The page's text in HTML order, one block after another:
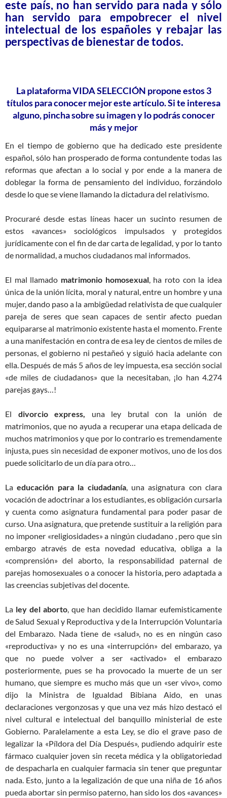
este país, no han servido para nada y sólo
han servido para empobrecer el nivel
intelectual de los españoles y rebajar las
perspectivas de bienestar de todos.
La plataforma VIDA SELECCIÓN propone estos 3
títulos para conocer mejor este artículo. Si te interesa
alguno, pincha sobre su imagen y lo podrás conocer
más y mejor
En el tiempo de gobierno que ha dedicado este presidente
español, sólo han prosperado de forma contundente todas las
reformas que afectan a lo social y por ende a la manera de
doblegar la forma de pensamiento del individuo, forzándolo
desde lo que se viene llamando la dictadura del relativismo.
Procuraré desde estas líneas hacer un sucinto resumen de
estos «avances» sociológicos impulsados y protegidos
jurídicamente con el fin de dar carta de legalidad, y por lo tanto
de normalidad, a muchos ciudadanos mal informados.
El mal llamado matrimonio homosexual, ha roto con la idea
única de la unión lícita, moral y natural, entre un hombre y una
mujer, dando paso a la ambigüedad relativista de que cualquier
pareja de seres que sean capaces de sentir afecto puedan
equipararse al matrimonio existente hasta el momento. Frente
a una manifestación en contra de esa ley de cientos de miles de
personas, el gobierno ni pestañeó y siguió hacia adelante con
ella. Después de más 5 años de ley impuesta, esa sección social
«de miles de ciudadanos» que la necesitaban, ¡lo han 4.274
parejas gays…!
El divorcio express, una ley brutal con la unión de
matrimonios, que no ayuda a recuperar una etapa delicada de
muchos matrimonios y que por lo contrario es tremendamente
injusta, pues sin necesidad de exponer motivos, uno de los dos
puede solicitarlo de un día para otro…
Laeducación para la ciudadanía, una asignatura con clara
vocación de adoctrinar a los estudiantes, es obligación cursarla
y cuenta como asignatura fundamental para poder pasar de
curso. Una asignatura, que pretende sustituir a la religión para
no imponer «religiosidades» a ningún ciudadano , pero que sin
embargo através de esta novedad educativa, obliga a la
«comprensión» del aborto, la responsabilidad paternal de
parejas homosexuales o a conocer la historia, pero adaptada a
las creencias subjetivas del docente.
La ley del aborto, que han decidido llamar eufemisticamente
de Salud Sexual y Reproductiva y de la Interrupción Voluntaria
del Embarazo. Nada tiene de «salud», no es en ningún caso
«reproductiva» y no es una «interrupción» del embarazo, ya
que no puede volver a ser «activado» el embarazo
posteriormente, pues se ha provocado la muerte de un ser
humano, que siempre es mucho más que un «ser vivo», como
dijo la Ministra de Igualdad Bibiana Aido, en unas
declaraciones vergonzosas y que una vez más hizo destacó el
nivel cultural e intelectual del banquillo ministerial de este
Gobierno. Paralelamente a esta Ley, se dio el grave paso de
legalizar la «Píldora del Día Después», pudiendo adquirir este
fármaco cualquier joven sin receta médica y la obligatoriedad
de despacharla en cualquier farmacia sin tener que preguntar
nada. Esto, junto a la legalización de que una niña de 16 años
pueda abortar sin permiso paterno, han sido los dos «avances»